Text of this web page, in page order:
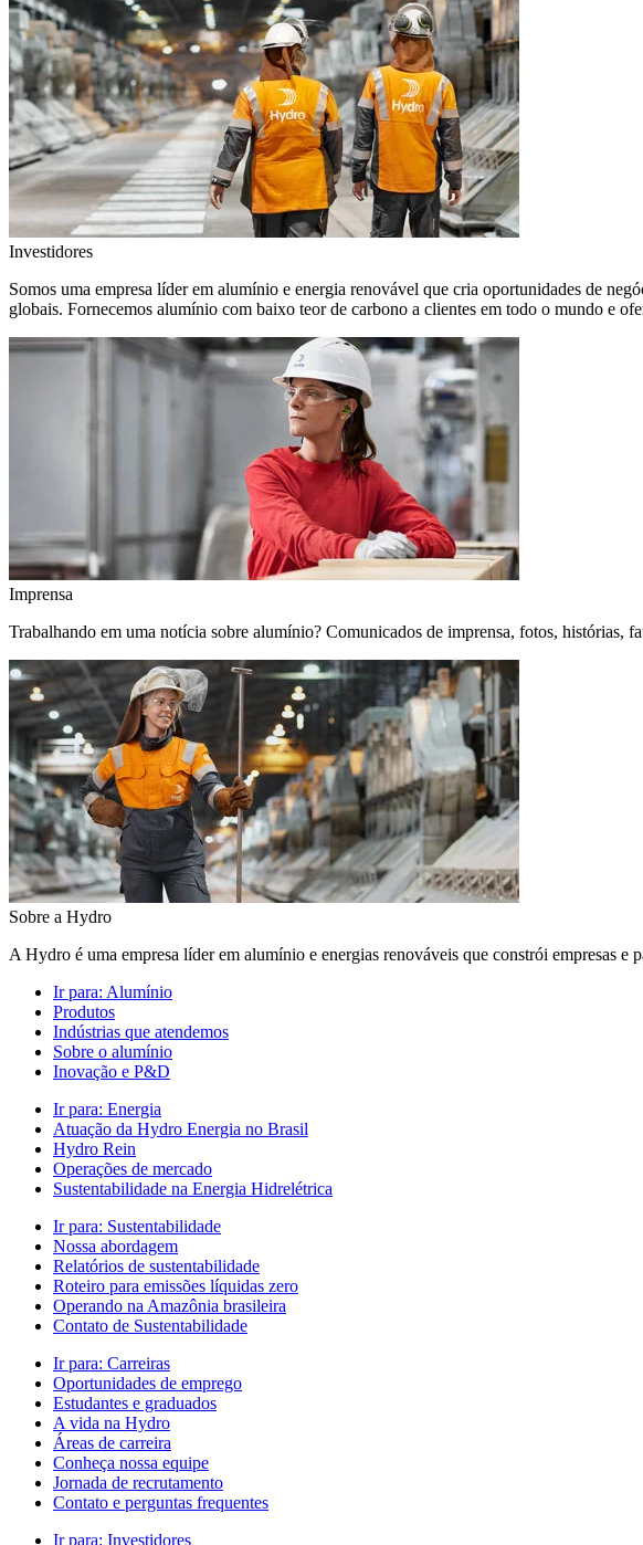
Investidores
Somos uma empresa líder em alumínio e energia renovável que cria oportunidades de
globais. Fornecemos alumínio com baixo teor de carbono a clientes em todo o mundo e
Imprensa
Trabalhando em uma notícia sobre alumínio? Comunicados de imprensa, fotos, histórias,
Sobre a Hydro
A Hydro é uma empresa líder em alumínio e energias renováveis que constrói empresas
Ir para: Alumínio
Produtos
Indústrias que atendemos
Sobre o alumínio
Inovação e P&D
Ir para: Energia
Atuação da Hydro Energia no Brasil
Hydro Rein
Operações de mercado
Sustentabilidade na Energia Hidrelétrica
Ir para: Sustentabilidade
Nossa abordagem
Relatórios de sustentabilidade
Roteiro para emissões líquidas zero
Operando na Amazônia brasileira
Contato de Sustentabilidade
Ir para: Carreiras
Oportunidades de emprego
Estudantes e graduados
A vida na Hydro
Áreas de carreira
Conheça nossa equipe
Jornada de recrutamento
Contato e perguntas frequentes
Ir para: Investidores